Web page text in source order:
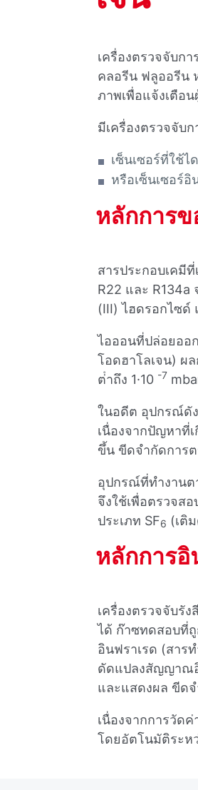
เครื่องตรวจจับก
คลอรีน ฟลูออรีน
ภาพเพื่อแจ้งเตือน
มีเครื่องตรวจจับ
เซ็นเซอร์ที่ใช้
หรือเซ็นเซอร์อิ
หลักการข
สารประกอบเคมี
R22 และ
(III) ไฮดรอกไซด์
ไอออนที่ปล่อยออ
โอดฮาโลเจน) ผ
ต่ําถึง 1·10 -7
ในอดีต อุปกรณ์ดั
เนื่องจากปัญหาที่
ขึ้น ขีดจํากัดการ
อุปกรณ์ที่ทํางานต
จึงใช้เพื่อตรวจส
ประเภท SF6 (เติ
หลักการอิ
เครื่องตรวจจับรั
ได้ ก๊าซทดสอบที่
อินฟราเรด (สาร
ดัดแปลงสัญญาณอิ
และแสดงผล ขีด
เนื่องจากการวัด
โดยอัตโนมัติระห